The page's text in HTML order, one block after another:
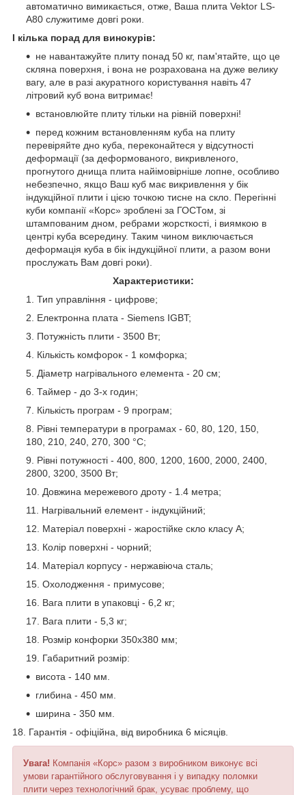
автоматично вимикається, отже, Ваша плита Vektor LS-
A80 служитиме довгі роки.
І кілька порад для винокурів:
не навантажуйте плиту понад 50 кг, пам'ятайте, що це
скляна поверхня, і вона не розрахована на дуже велику
вагу, але в разі акуратного користування навіть 47
літровий куб вона витримає!
встановлюйте плиту тільки на рівній поверхні!
перед кожним встановленням куба на плиту
перевіряйте дно куба, переконайтеся у відсутності
деформації (за деформованого, викривленого,
прогнутого днища плита найімовірніше лопне, особливо
небезпечно, якщо Ваш куб має викривлення у бік
індукційної плити і цією точкою тисне на скло. Перегінні
куби компанії «Корс» зроблені за ГОСТом, зі
штампованим дном, ребрами жорсткості, і виямкою в
центрі куба всередину. Таким чином виключається
деформація куба в бік індукційної плити, а разом вони
прослужать Вам довгі роки).
Характеристики:
Тип управління - цифрове;
Електронна плата - Siemens IGBT;
Потужність плити - 3500 Вт;
Кількість комфорок - 1 комфорка;
Діаметр нагрівального елемента - 20 см;
Таймер - до 3-х годин;
Кількість програм - 9 програм;
Рівні температури в програмах - 60, 80, 120, 150,
180, 210, 240, 270, 300 °С;
Рівні потужності - 400, 800, 1200, 1600, 2000, 2400,
2800, 3200, 3500 Вт;
Довжина мережевого дроту - 1.4 метра;
Нагрівальний елемент - індукційний;
Матеріал поверхні - жаростійке скло класу А;
Колір поверхні - чорний;
Матеріал корпусу - нержавіюча сталь;
Охолодження - примусове;
Вага плити в упаковці - 6,2 кг;
Вага плити - 5,3 кг;
Розмір конфорки 350х380 мм;
Габаритний розмір:
висота - 140 мм.
глибина - 450 мм.
ширина - 350 мм.
18. Гарантія - офіційна, від виробника 6 місяців.
Увага! Компанія «Корс» разом з виробником виконує всі
умови гарантійного обслуговування і у випадку поломки
плити через технологічний брак, усуває проблему, що